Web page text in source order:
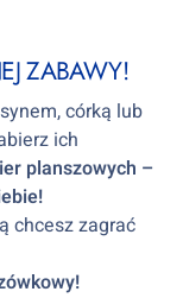
ZABAWY!
córką lub
ich
planszowych –
chcesz zagrać